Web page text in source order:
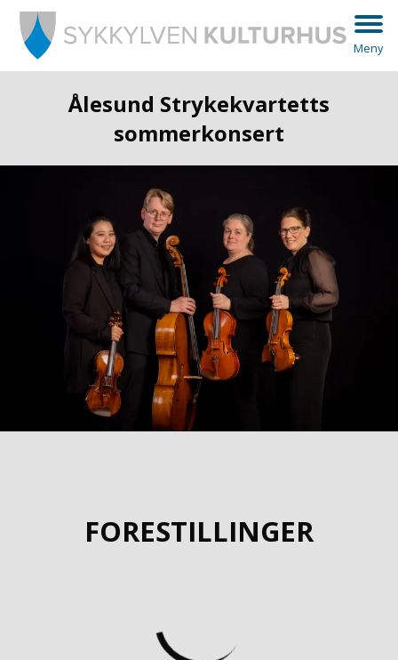
Meny
Ålesund Strykekvartetts
sommerkonsert
FORESTILLINGER